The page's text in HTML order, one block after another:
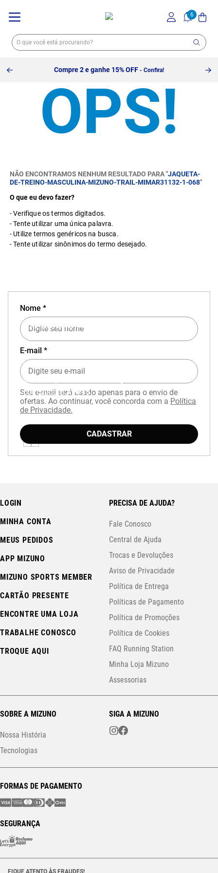
Compre 2 e ganhe 15% OFF - Confira!
NÃO ENCONTRAMOS NENHUM RESULTADO PARA "JAQUETA-
DE-TREINO-MASCULINA-MIZUNO-TRAIL-MIMAR31132-1-068"
O que eu devo fazer?
Verifique os termos digitados.
Tente utilizar uma única palavra.
Utilize termos genéricos na busca.
Tente utilizar sinônimos do termo desejado.
EXPERIÊNCIA MIZUNO NO APP
Baixe o aplicativo Mizuno e garanta
com cupomAPP15.
Nome *
E-mail *
Seu e-mail será usado apenas para o envio de
ofertas. Ao continuar, você concorda com a Política
de Privacidade.
CADASTRAR
LOGIN
MINHA CONTA
MEUS PEDIDOS
APP MIZUNO
MIZUNO SPORTS MEMBER
CARTÃO PRESENTE
ENCONTRE UMA LOJA
TRABALHE CONOSCO
TROQUE AQUI
PRECISA DE AJUDA?
Fale Conosco
Central de Ajuda
Trocas e Devoluções
Aviso de Privacidade
Política de Entrega
Políticas de Pagamento
Política de Promoções
Política de Cookies
FAQ Running Station
Minha Loja Mizuno
Assessorias
SOBRE A MIZUNO
Nossa História
Tecnologias
SIGA A MIZUNO
FORMAS DE PAGAMENTO
SEGURANÇA
FIQUE ATENTO ÀS FRAUDES!